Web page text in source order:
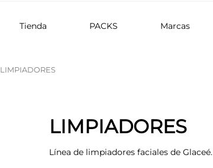
Tienda PACKS Marcas
LIMPIADORES
LIMPIADORES
Línea de limpiadores faciales de Glaceé.